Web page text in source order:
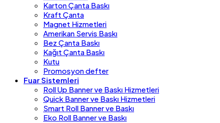
Karton Çanta Baskı
Kraft Çanta
Magnet Hizmetleri
Amerikan Servis Baskı
Bez Çanta Baskı
Kağıt Çanta Baskı
Kutu
Promosyon defter
Fuar Sistemleri
Roll Up Banner ve Baskı Hizmetleri
Quick Banner ve Baskı Hizmetleri
Smart Roll Banner ve Baskı
Eko Roll Banner ve Baskı